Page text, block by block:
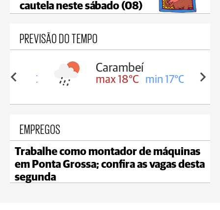
cautela neste sábado (08)
PREVISÃO DO TEMPO
18°C
Carambeí
max 18°C min 17°C
EMPREGOS
Trabalhe como montador de máquinas
em Ponta Grossa; confira as vagas desta
segunda